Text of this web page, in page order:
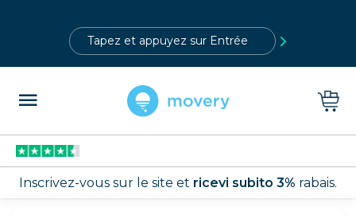
Inscrivez-vous sur le site et ricevi subito 3% rabais.